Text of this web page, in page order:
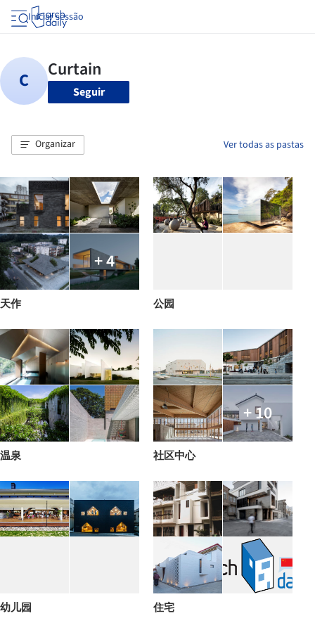
Iniciar sessão
Seguir
Organizar Ver todas as pastas
+ 4
天作 公园
温泉
+ 10
社区中心
幼儿园 住宅